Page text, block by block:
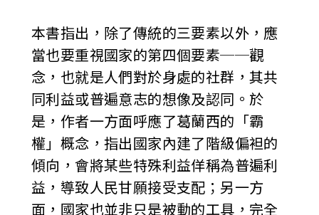
本書指出，除了傳統的三要素以外，應
當也要重視國家的第四個要素──觀
念，也就是人們對於身處的社群，其共
同利益或普遍意志的想像及認同。於
是，作者一方面呼應了葛蘭西的「霸
權」概念，指出國家內建了階級偏袒的
傾向，會將某些特殊利益佯稱為普遍利
益，導致人民甘願接受支配；另一方
面，國家也並非只是被動的工具，完全